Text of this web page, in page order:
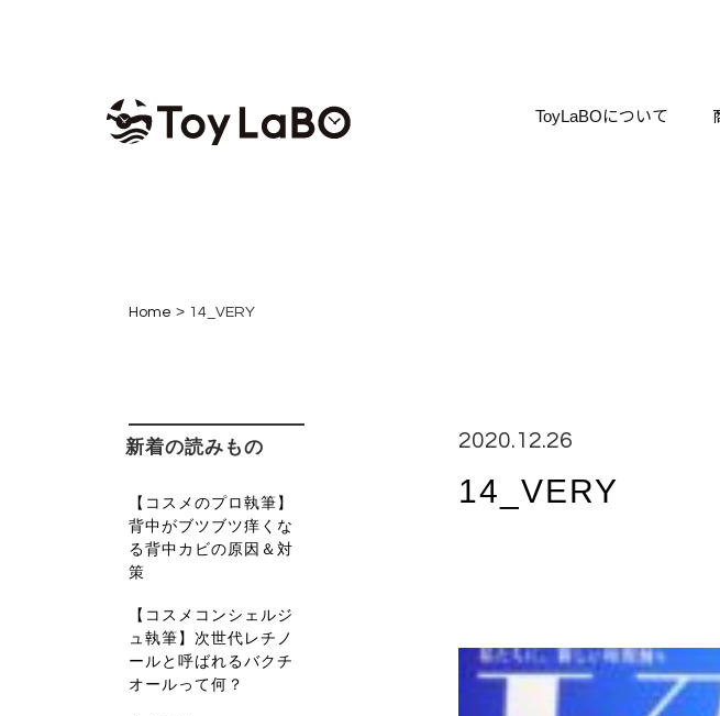
ToyLaBOについて
Home > 14_VERY
新着の読みもの
【コスメのプロ執筆】
背中がブツブツ痒くな
る背中カビの原因＆対
策
【コスメコンシェルジ
ュ執筆】次世代レチノ
ールと呼ばれるバクチ
オールって何？
2020.12.26
14_VERY